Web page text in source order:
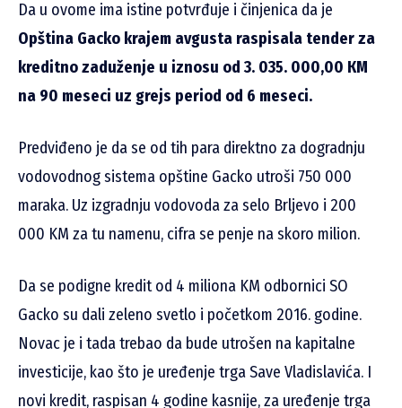
Da u ovome ima istine potvrđuje i činjenica da je
Opština Gacko krajem avgusta raspisala tender za
kreditno zaduženje u iznosu od 3. 035. 000,00 КМ
na 90 meseci uz grejs period od 6 meseci.
Predviđeno je da se od tih para direktno za dogradnju
vodovodnog sistema opštine Gacko utroši 750 000
maraka. Uz izgradnju vodovoda za selo Brljevo i 200
000 KM za tu namenu, cifra se penje na skoro milion.
Da se podigne kredit od 4 miliona KM odbornici SO
Gacko su dali zeleno svetlo i početkom 2016. godine.
Novac je i tada trebao da bude utrošen na kapitalne
investicije, kao što je uređenje trga Save Vladislavića. I
novi kredit, raspisan 4 godine kasnije, za uređenje trga